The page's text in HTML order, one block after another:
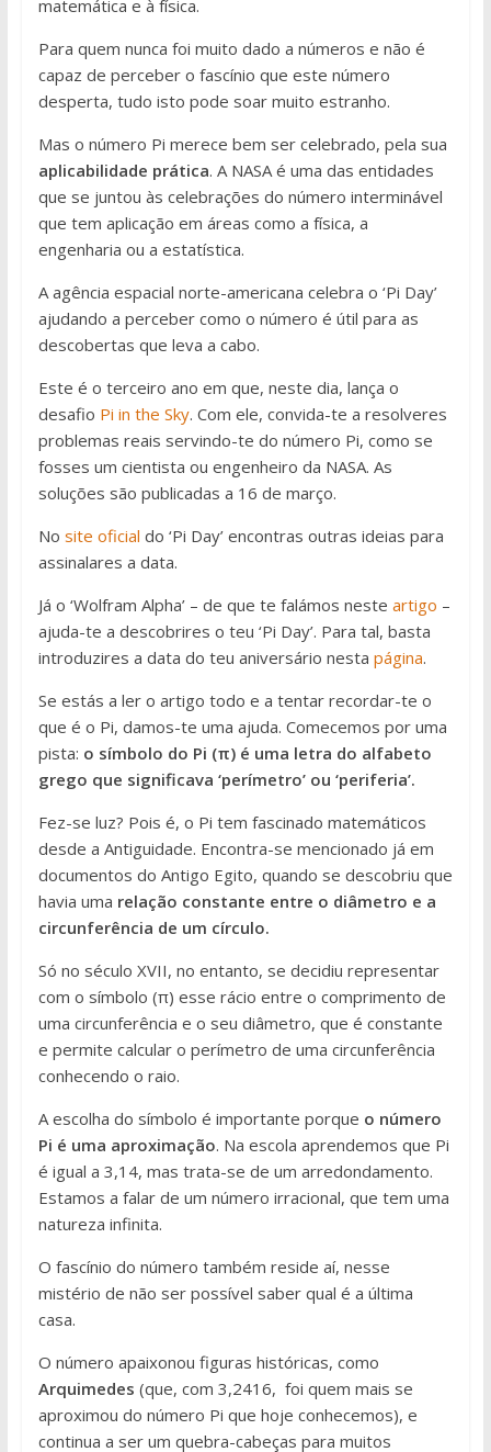
matemática e à física.
Para quem nunca foi muito dado a números e não é
capaz de perceber o fascínio que este número
desperta, tudo isto pode soar muito estranho.
Mas o número Pi merece bem ser celebrado, pela sua
aplicabilidade prática. A NASA é uma das entidades
que se juntou às celebrações do número interminável
que tem aplicação em áreas como a física, a
engenharia ou a estatística.
A agência espacial norte-americana celebra o ‘Pi Day’
ajudando a perceber como o número é útil para as
descobertas que leva a cabo.
Este é o terceiro ano em que, neste dia, lança o
desafio Pi in the Sky. Com ele, convida-te a resolveres
problemas reais servindo-te do número Pi, como se
fosses um cientista ou engenheiro da NASA. As
soluções são publicadas a 16 de março.
No site oficial do ‘Pi Day’ encontras outras ideias para
assinalares a data.
Já o ‘Wolfram Alpha’ – de que te falámos neste artigo –
ajuda-te a descobrires o teu ‘Pi Day’. Para tal, basta
introduzires a data do teu aniversário nesta página.
Se estás a ler o artigo todo e a tentar recordar-te o
que é o Pi, damos-te uma ajuda. Comecemos por uma
pista: o símbolo do Pi (π) é uma letra do alfabeto
grego que significava ‘perímetro’ ou ‘periferia’.
Fez-se luz? Pois é, o Pi tem fascinado matemáticos
desde a Antiguidade. Encontra-se mencionado já em
documentos do Antigo Egito, quando se descobriu que
havia uma relação constante entre o diâmetro e a
circunferência de um círculo.
Só no século XVII, no entanto, se decidiu representar
com o símbolo (π) esse rácio entre o comprimento de
uma circunferência e o seu diâmetro, que é constante
e permite calcular o perímetro de uma circunferência
conhecendo o raio.
A escolha do símbolo é importante porque o número
Pi é uma aproximação. Na escola aprendemos que Pi
é igual a 3,14, mas trata-se de um arredondamento.
Estamos a falar de um número irracional, que tem uma
natureza infinita.
O fascínio do número também reside aí, nesse
mistério de não ser possível saber qual é a última
casa.
O número apaixonou figuras históricas, como
Arquimedes (que, com 3,2416, foi quem mais se
aproximou do número Pi que hoje conhecemos), e
continua a ser um quebra-cabeças para muitos